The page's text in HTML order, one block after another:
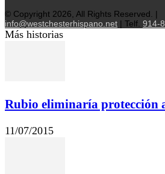
© Copyright 2026, All Rights Reserved. |
info@westchesterhispano.net | Telf. 914-
Más historias
Rubio eliminaría protección
11/07/2015